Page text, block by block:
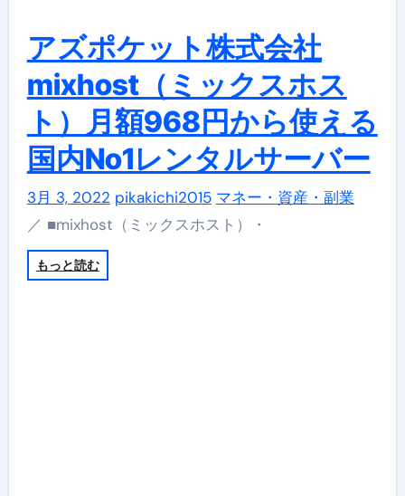
アズポケット株式会社
mixhost（ミックスホス
ト）月額968円から使える
国内No1レンタルサーバー
3月 3, 2022 pikakichi2015 マネー・資産・副業
／ ■mixhost（ミックスホスト）・
もっと読む